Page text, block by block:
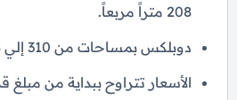
208 متراً مربعاً.
دوبلكس بمساحات من 310 إلي 328 متراً مربعاً.